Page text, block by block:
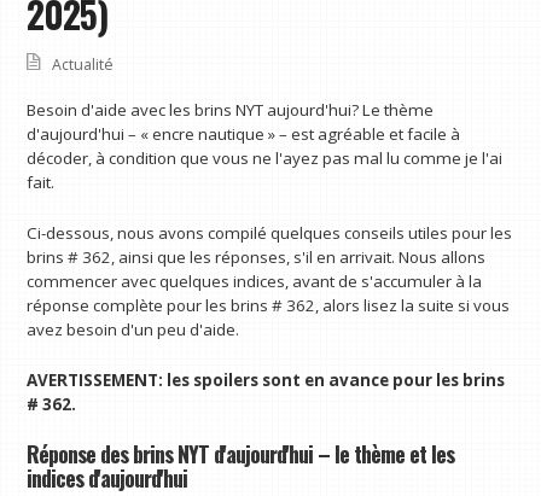
2025)
Actualité
Besoin d'aide avec les brins NYT aujourd'hui? Le thème
d'aujourd'hui – « encre nautique » – est agréable et facile à
décoder, à condition que vous ne l'ayez pas mal lu comme je l'ai
fait.
Ci-dessous, nous avons compilé quelques conseils utiles pour les
brins # 362, ainsi que les réponses, s'il en arrivait. Nous allons
commencer avec quelques indices, avant de s'accumuler à la
réponse complète pour les brins # 362, alors lisez la suite si vous
avez besoin d'un peu d'aide.
AVERTISSEMENT: les spoilers sont en avance pour les brins
# 362.
Réponse des brins NYT d'aujourd'hui – le thème et les
indices d'aujourd'hui